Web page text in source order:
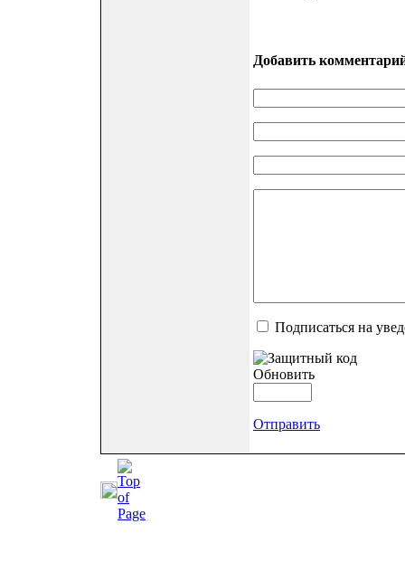
Добавить
Подписаться на
Обновить
Отправить